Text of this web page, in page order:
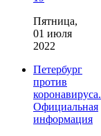
Пятница,
01 июля
2022
Петербург
против
коронавируса.
Официальная
информация